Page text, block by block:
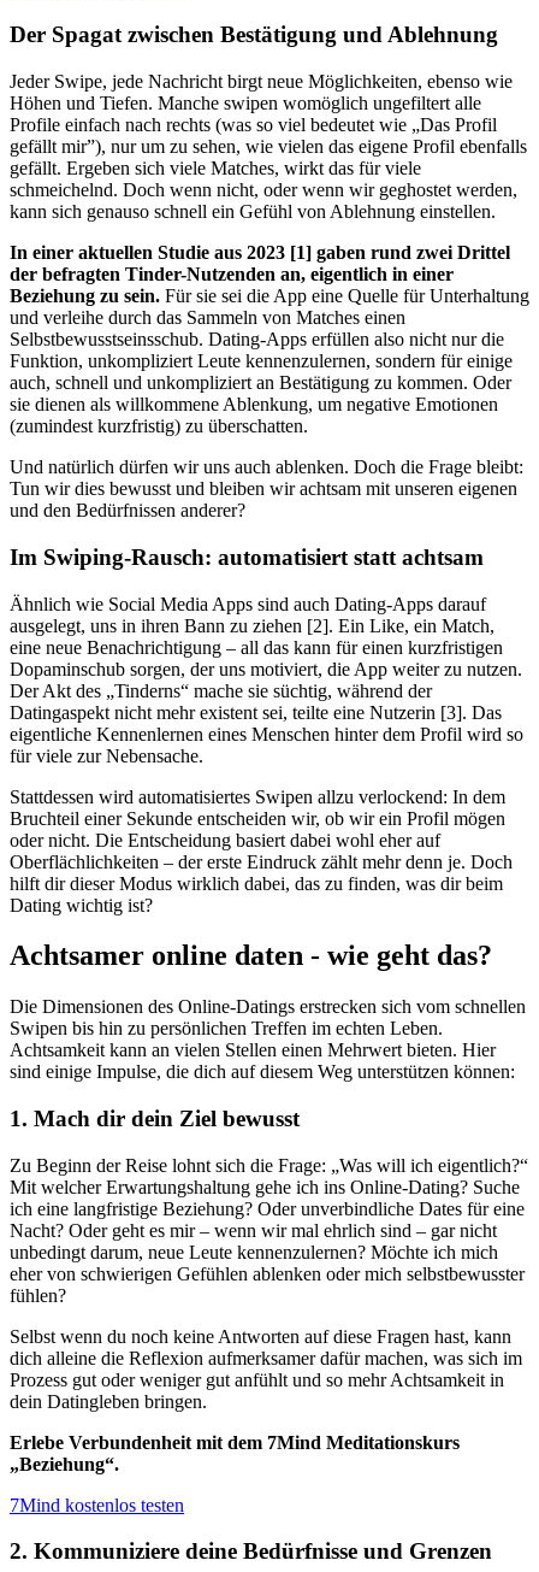
Der Spagat zwischen Bestätigung und Ablehnung
Jeder Swipe, jede Nachricht birgt neue Möglichkeiten, ebenso wie
Höhen und Tiefen. Manche swipen womöglich ungefiltert alle
Profile einfach nach rechts (was so viel bedeutet wie „Das Profil
gefällt mir”), nur um zu sehen, wie vielen das eigene Profil ebenfalls
gefällt. Ergeben sich viele Matches, wirkt das für viele
schmeichelnd. Doch wenn nicht, oder wenn wir geghostet werden,
kann sich genauso schnell ein Gefühl von Ablehnung einstellen.
In einer aktuellen Studie aus 2023 [1] gaben rund zwei Drittel
der befragten Tinder-Nutzenden an, eigentlich in einer
Beziehung zu sein. Für sie sei die App eine Quelle für Unterhaltung
und verleihe durch das Sammeln von Matches einen
Selbstbewusstseinsschub. Dating-Apps erfüllen also nicht nur die
Funktion, unkompliziert Leute kennenzulernen, sondern für einige
auch, schnell und unkompliziert an Bestätigung zu kommen. Oder
sie dienen als willkommene Ablenkung, um negative Emotionen
(zumindest kurzfristig) zu überschatten.
Und natürlich dürfen wir uns auch ablenken. Doch die Frage bleibt:
Tun wir dies bewusst und bleiben wir achtsam mit unseren eigenen
und den Bedürfnissen anderer?
Im Swiping-Rausch: automatisiert statt achtsam
Ähnlich wie Social Media Apps sind auch Dating-Apps darauf
ausgelegt, uns in ihren Bann zu ziehen [2]. Ein Like, ein Match,
eine neue Benachrichtigung – all das kann für einen kurzfristigen
Dopaminschub sorgen, der uns motiviert, die App weiter zu nutzen.
Der Akt des „Tinderns“ mache sie süchtig, während der
Datingaspekt nicht mehr existent sei, teilte eine Nutzerin [3]. Das
eigentliche Kennenlernen eines Menschen hinter dem Profil wird so
für viele zur Nebensache.
Stattdessen wird automatisiertes Swipen allzu verlockend: In dem
Bruchteil einer Sekunde entscheiden wir, ob wir ein Profil mögen
oder nicht. Die Entscheidung basiert dabei wohl eher auf
Oberflächlichkeiten – der erste Eindruck zählt mehr denn je. Doch
hilft dir dieser Modus wirklich dabei, das zu finden, was dir beim
Dating wichtig ist?
Achtsamer online daten - wie geht das?
Die Dimensionen des Online-Datings erstrecken sich vom schnellen
Swipen bis hin zu persönlichen Treffen im echten Leben.
Achtsamkeit kann an vielen Stellen einen Mehrwert bieten. Hier
sind einige Impulse, die dich auf diesem Weg unterstützen können:
1. Mach dir dein Ziel bewusst
Zu Beginn der Reise lohnt sich die Frage: „Was will ich eigentlich?“
Mit welcher Erwartungshaltung gehe ich ins Online-Dating? Suche
ich eine langfristige Beziehung? Oder unverbindliche Dates für eine
Nacht? Oder geht es mir – wenn wir mal ehrlich sind – gar nicht
unbedingt darum, neue Leute kennenzulernen? Möchte ich mich
eher von schwierigen Gefühlen ablenken oder mich selbstbewusster
fühlen?
Selbst wenn du noch keine Antworten auf diese Fragen hast, kann
dich alleine die Reflexion aufmerksamer dafür machen, was sich im
Prozess gut oder weniger gut anfühlt und so mehr Achtsamkeit in
dein Datingleben bringen.
Erlebe Verbundenheit mit dem 7Mind Meditationskurs
„Beziehung“.
7Mind kostenlos testen
2. Kommuniziere deine Bedürfnisse und Grenzen